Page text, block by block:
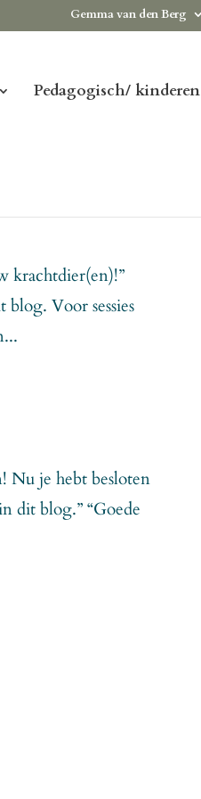
Gemma van den Berg
Pedagogisch/ kinderen
krachtdier(en)!”
Voor sessies
Nu je hebt besloten
dit blog.” “Goede